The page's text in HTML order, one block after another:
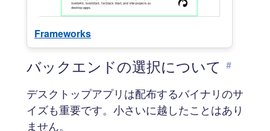
Frameworks
バックエンドの選択について #
デスクトップアプリは配布するバイナリのサ
イズも重要です。小さいに越したことはあり
ません。